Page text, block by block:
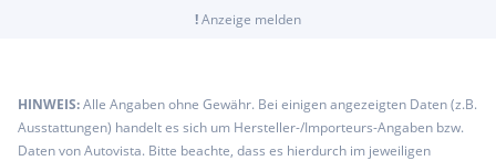
!Anzeige melden
HINWEIS:Alle Angaben ohne Gewähr. Bei einigen angezeigten Daten (z.B.
Ausstattungen) handelt es sich um Hersteller-/Importeurs-Angaben bzw.
Daten von Autovista. Bitte beachte, dass es hierdurch im jeweiligen